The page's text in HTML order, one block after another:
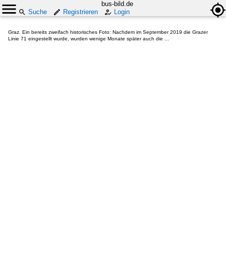
bus-bild.de
Suche
Registrieren Login
Graz. Ein bereits zweifach historisches Foto: Nachdem im September 2019 die Grazer
Linie 71 eingestellt wurde, wurden wenige Monate später auch die ...